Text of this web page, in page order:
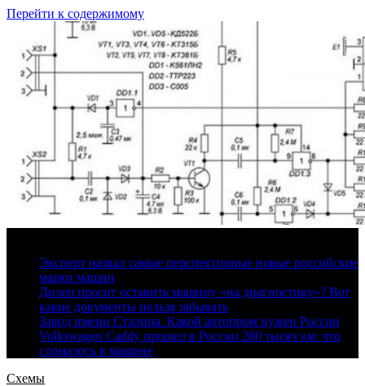
Перейти к содержимому
Эксперт назвал самые перспективные новые российские
марки машин
Дилер просит оставить машину «на диагностику»? Вот
какие документы нельзя забывать
Завод имени Сталина. Какой автопром нужен России
Volkswagen Caddy прошел в России 280 тысяч км: что
сломалось в машине
Схемы